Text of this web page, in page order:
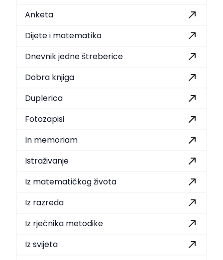
Anketa
Dijete i matematika
Dnevnik jedne štreberice
Dobra knjiga
Duplerica
Fotozapisi
In memoriam
Istraživanje
Iz matematičkog života
Iz razreda
Iz rječnika metodike
Iz svijeta